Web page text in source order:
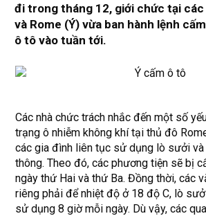
đi trong tháng 12, giới chức tại
và Rome (Ý) vừa ban hành lệnh
ô tô vào tuần tới.
Các nhà chức trách nhắc đến một số
trạng ô nhiễm không khí tại thủ đô
các gia đình liên tục sử dụng lò sưởi
thông. Theo đó, các phương tiện sẽ bị
ngày thứ Hai và thứ Ba. Đồng thời, các
riêng phải để nhiệt độ ở 18 độ C, lò
sử dụng 8 giờ mỗi ngày. Dù vậy, các